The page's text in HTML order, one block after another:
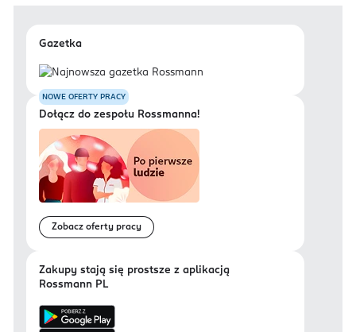
Gazetka
NOWE OFERTY PRACY
Dołącz do zespołu Rossmanna!
Zobacz oferty pracy
Zakupy stają się prostsze z aplikacją
Rossmann PL